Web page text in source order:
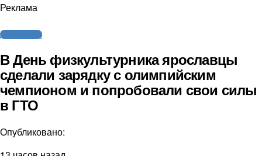
Реклама
Другие виды
В День физкультурника ярославцы
сделали зарядку с олимпийским
чемпионом и попробовали свои силы
в ГТО
Опубликовано: